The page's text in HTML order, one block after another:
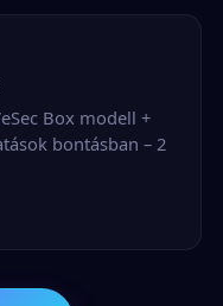
Box modell +
bontásban – 2